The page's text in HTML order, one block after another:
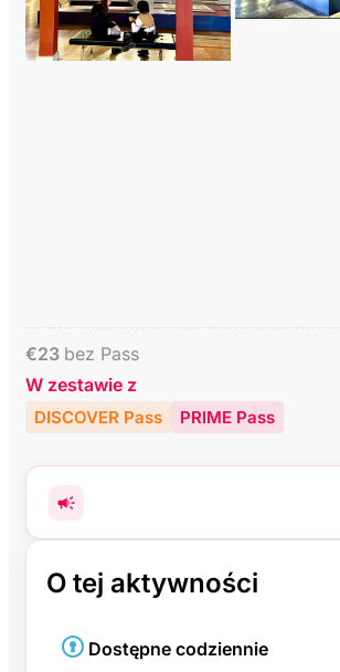
€23 bez Pass
W zestawie z
DISCOVER Pass PRIME Pass
O tej aktywności
Dostępne codziennie